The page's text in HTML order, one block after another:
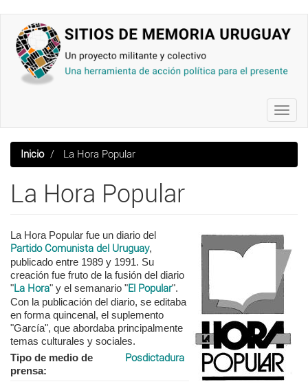
contenido
principal
Inicio La Hora Popular
La Hora Popular
La Hora Popular fue un diario del
Partido Comunista del Uruguay,
publicado entre 1989 y 1991. Su
creación fue fruto de la fusión del diario
"La Hora" y el semanario "El Popular".
Con la publicación del diario, se editaba
en forma quincenal, el suplemento
"García", que abordaba principalmente
temas culturales y sociales.
Tipo de medio de
prensa
Posdictadura